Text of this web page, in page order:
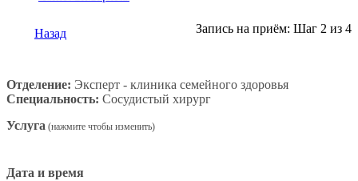
Назад Запись на приём: Шаг 2 из 4
Отделение: Эксперт - клиника семейного здоровья
Специальность: Сосудистый хирург
Услуга
Дата и время